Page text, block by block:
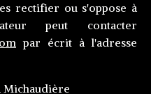
rectifier ou s'oppose à
peut contacter
par écrit à l'adresse